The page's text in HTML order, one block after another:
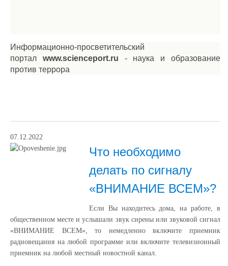
Информационно-просветительский
портал www.scienceport.ru - наука и образование
против террора
07.12.2022
Что необходимо
делать по сигналу
«ВНИМАНИЕ ВСЕМ»?
Если Вы находитесь дома, на работе, в
общественном месте и услышали звук сирены или звуковой сигнал
«ВНИМАНИЕ ВСЕМ», то немедленно включите приемник
радиовещания на любой программе или включите телевизионный
приемник на любой местный новостной канал.